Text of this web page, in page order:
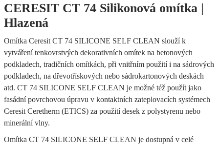
CERESIT CT 74 Silikonová omítka |
Hlazená
Omítka Ceresit CT 74 SILICONE SELF CLEAN slouží k
vytváření tenkovrstvých dekorativních omítek na betonových
podkladech, tradičních omítkách, při vnitřním použití i na sádrových
podkladech, na dřevotřískových nebo sádrokartonových deskách
atd. CT 74 SILICONE SELF CLEAN je možné též použít jako
fasádní povrchovou úpravu v kontaktních zateplovacích systémech
Ceresit Ceretherm (ETICS) za použití desek z polystyrenu nebo
minerální vlny.
Omítka CT 74 SILICONE SELF CLEAN je dostupná v celé